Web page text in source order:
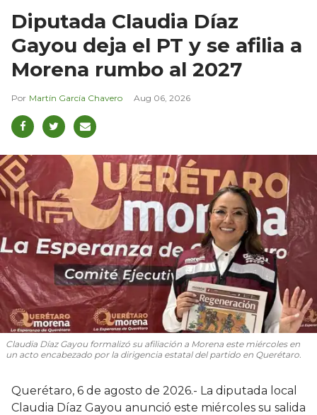
Diputada Claudia Díaz
Gayou deja el PT y se afilia a
Morena rumbo al 2027
Martín García Chavero Aug 06, 2026
Claudia Díaz Gayou formalizó su afiliación a Morena este miércoles en
un acto encabezado por la dirigencia estatal del partido en Querétaro.
Querétaro, 6 de agosto de 2026.- La diputada local
Claudia Díaz Gayou anunció este miércoles su salida